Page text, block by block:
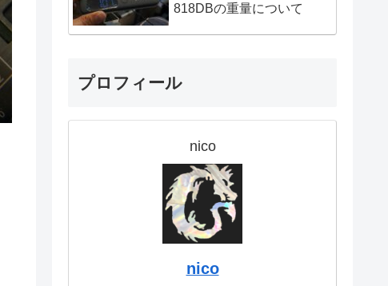
818DBの重量について
プロフィール
nico
nico